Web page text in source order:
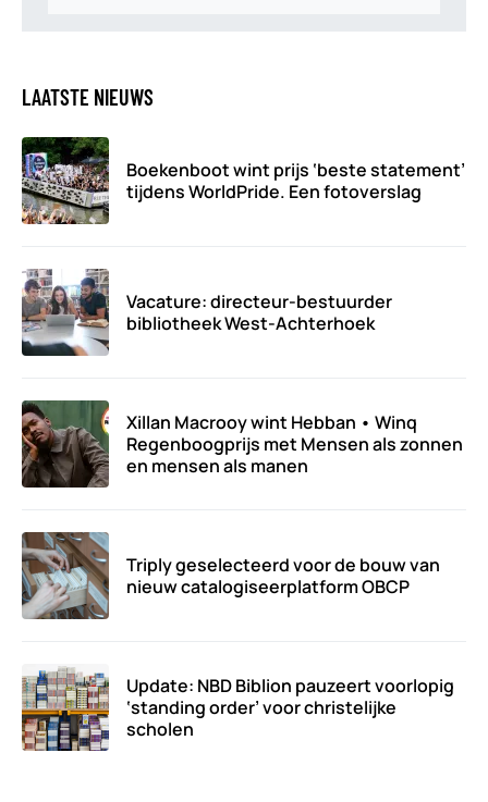
LAATSTE NIEUWS
Boekenboot wint prijs ‘beste statement’
tijdens WorldPride. Een fotoverslag
Vacature: directeur-bestuurder
bibliotheek West-Achterhoek
Xillan Macrooy wint Hebban • Winq
Regenboogprijs met Mensen als zonnen
en mensen als manen
Triply geselecteerd voor de bouw van
nieuw catalogiseerplatform OBCP
Update: NBD Biblion pauzeert voorlopig
‘standing order’ voor christelijke
scholen